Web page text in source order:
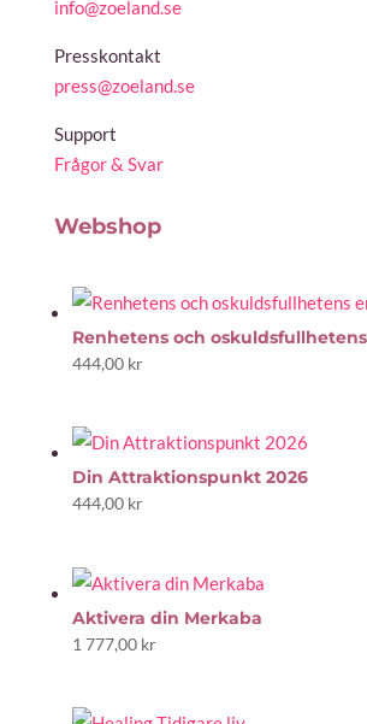
info@zoeland.se
Presskontakt
press@zoeland.se
Support
Frågor & Svar
Webshop
Renhetens och
444,00 kr
Din Attraktionspunkt 2026
444,00 kr
Aktivera din Merkaba
1 777,00 kr